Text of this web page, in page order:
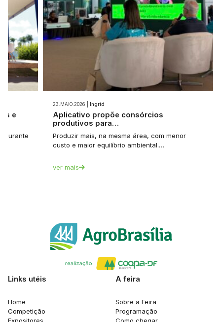
e
durante
23.MAIO.2026 | Ingrid
Aplicativo propõe consórcios
produtivos para…
Produzir mais, na mesma área, com menor
custo e maior equilíbrio ambiental.…
ver mais
Links utéis
Home
Competição
A feira
Sobre a Feira
Programação